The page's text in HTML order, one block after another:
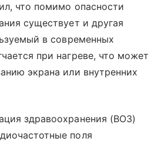
что помимо опасности
существует и другая
в современных
при нагреве, что может
экрана или внутренних
здравоохранения (ВОЗ)
поля